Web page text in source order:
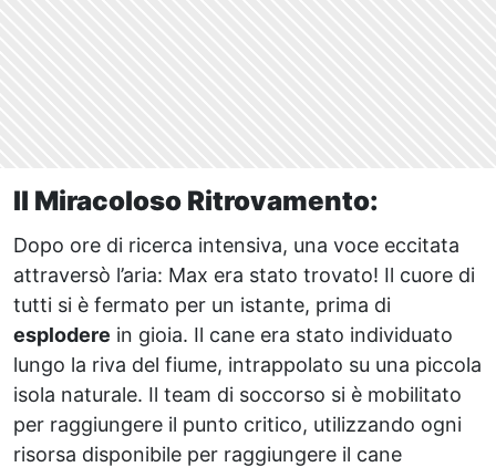
Il Miracoloso Ritrovamento:
Dopo ore di ricerca intensiva, una voce eccitata
attraversò l’aria: Max era stato trovato! Il cuore di
tutti si è fermato per un istante, prima di
esplodere in gioia. Il cane era stato individuato
lungo la riva del fiume, intrappolato su una piccola
isola naturale. Il team di soccorso si è mobilitato
per raggiungere il punto critico, utilizzando ogni
risorsa disponibile per raggiungere il cane